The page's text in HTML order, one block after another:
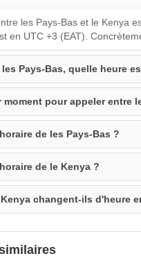
les Pays-Bas et le Kenya
en UTC +3 (EAT).
Pays-Bas, quelle heure
pour appeler entre
de les Pays-Bas ?
de le Kenya ?
changent-ils d'heure